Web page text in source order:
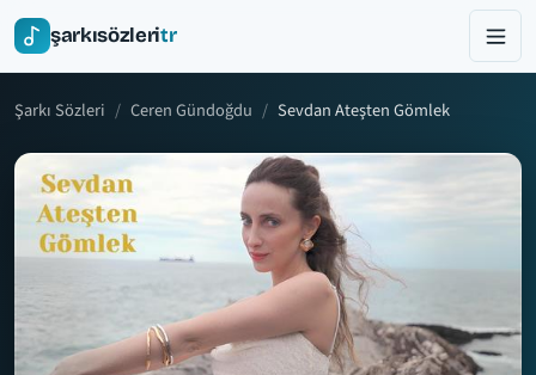
şarkısözleritr
Şarkı Sözleri Ceren Gündoğdu Sevdan Ateşten Gömlek